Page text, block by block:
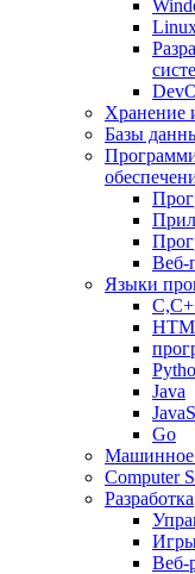
Хранение
Базы
Веб-
Языки
Java
Go
Машинное
Computer
Разработка
Веб-